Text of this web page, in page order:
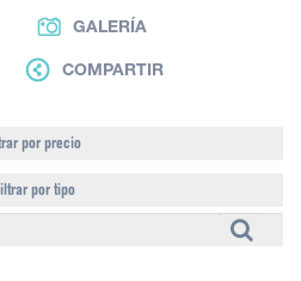
GALERÍA
COMPARTIR
por precio
por tipo